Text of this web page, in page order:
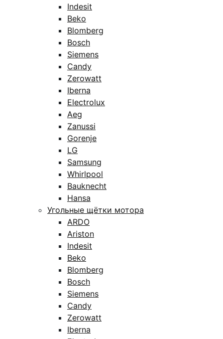
Indesit
Beko
Blomberg
Bosch
Siemens
Candy
Zerowatt
Iberna
Electrolux
Aeg
Zanussi
Gorenje
LG
Samsung
Whirlpool
Bauknecht
Hansa
Угольные щётки мотора
ARDO
Ariston
Indesit
Beko
Blomberg
Bosch
Siemens
Candy
Zerowatt
Iberna